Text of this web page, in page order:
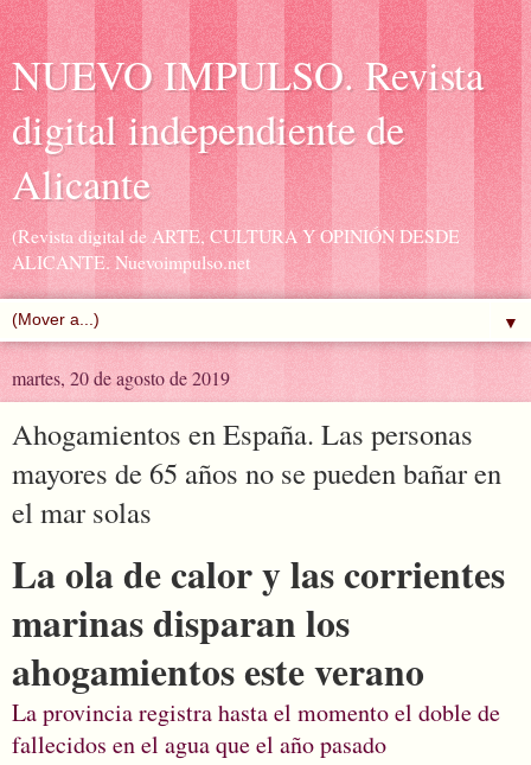
NUEVO IMPULSO. Revista
digital independiente de
Alicante
(Revista digital de ARTE, CULTURA Y OPINIÓN DESDE
ALICANTE. Nuevoimpulso.net
▼
martes, 20 de agosto de 2019
Ahogamientos en España. Las personas
mayores de 65 años no se pueden bañar en
el mar solas
La ola de calor y las corrientes
marinas disparan los
ahogamientos este verano
La provincia registra hasta el momento el doble de
fallecidos en el agua que el año pasado